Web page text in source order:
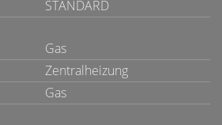
STANDARD
Gas
Zentralheizung
Gas